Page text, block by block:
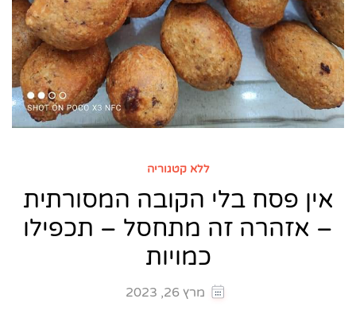
ללא קטגוריה
אין פסח בלי הקובה המסורתית
– אזהרה זה מתחסל – תכפילו
כמויות
מרץ 26, 2023